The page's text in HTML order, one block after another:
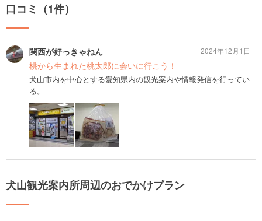
口コミ（1件）
関西が好っきゃねん
桃から生まれた桃太郎に会いに行こう！
犬山市内を中心とする愛知県内の観光案内や情報発信を行ってい
る。
2024年12月1日
犬山観光案内所周辺のおでかけプラン